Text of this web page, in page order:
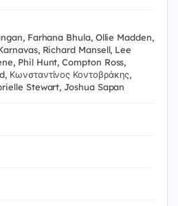
Farhana Bhula, Ollie Madden,
Richard Mansell, Lee
Phil Hunt, Compton Ross,
Κωνσταντίνος Κοντοβράκης,
Stewart, Joshua Sapan